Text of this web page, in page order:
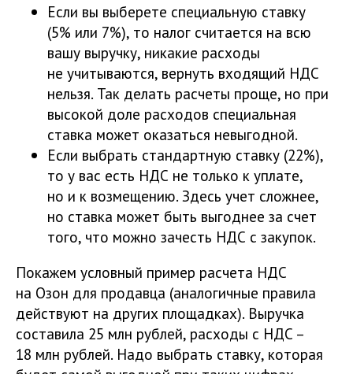
Если вы выберете специальную ставку
(5% или 7%), то налог считается на всю
вашу выручку, никакие расходы
не учитываются, вернуть входящий НДС
нельзя. Так делать расчеты проще, но при
высокой доле расходов специальная
ставка может оказаться невыгодной.
Если выбрать стандартную ставку (22%),
то у вас есть НДС не только к уплате,
но и к возмещению. Здесь учет сложнее,
но ставка может быть выгоднее за счет
того, что можно зачесть НДС с закупок.
Покажем условный пример расчета НДС
на Озон для продавца (аналогичные правила
действуют на других площадках). Выручка
составила 25 млн рублей, расходы с НДС –
18 млн рублей. Надо выбрать ставку, которая